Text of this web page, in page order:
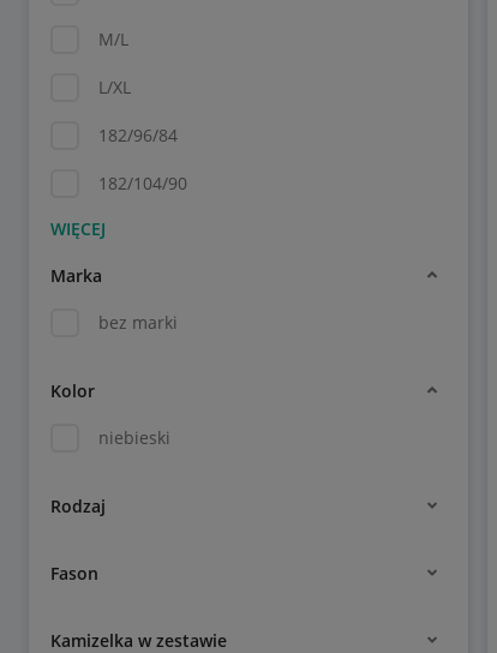
M/L
L/XL
182/96/84
182/104/90
Marka
bez marki
Kolor
niebieski
Rodzaj
Fason
Kamizelka w zestawie